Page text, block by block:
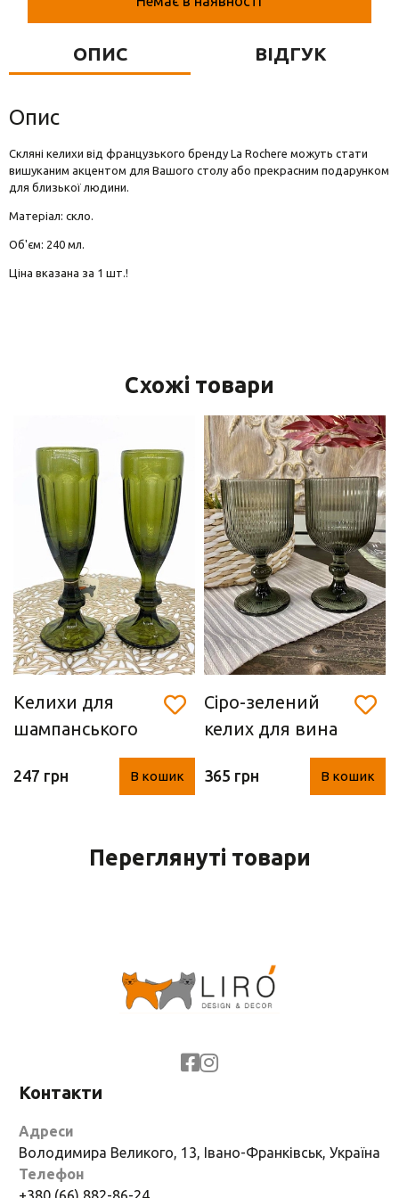
Фігурки та статуетки
ОПИС ВІДГУК
Опис
Cкляні келихи від французького бренду La Rochere можуть стати
вишуканим акцентом для Вашого столу або прекрасним подарунком
для близької людини.
Матеріал: скло.
Об'єм: 240 мл.
Ціна вказана за 1 шт.!
Схожі товари
Келихи для
шампанського
"Green" (з, 2 шт.)
247 грн В кошик
Сіро-зелений
келих для вина
365 грн В кошик
Переглянуті товари
Контакти
Адреси
Володимира Великого, 13, Івано-Франківськ, Україна
Телефон